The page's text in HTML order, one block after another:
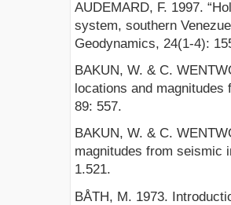
AUDEMARD, F. 1997.
system, southern
Geodynamics, 24(1-4):
BAKUN, W. & C.
locations and
89: 557.
BAKUN, W. & C.
magnitudes from seismic
1.521.
BÅTH, M. 1973.